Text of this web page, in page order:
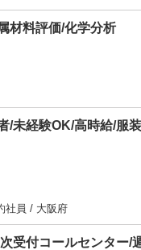
材料評価/化学分析
/未経験OK/高時給/服
社員 / 大阪府
受付コールセンター/